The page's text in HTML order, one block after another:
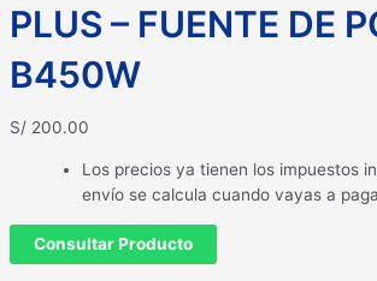
PLUS – FUENTE DE
B450W
S/ 200.00
Los precios ya tienen los impuestos
envío se calcula cuando vayas a
Consultar Producto